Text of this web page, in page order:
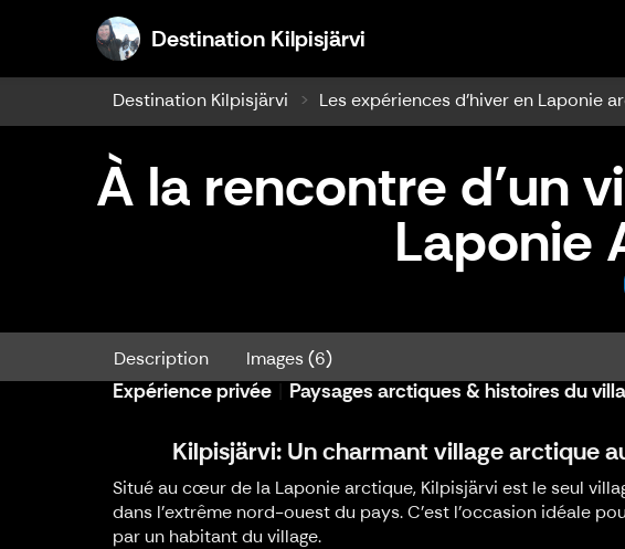
Destination Kilpisjärvi
Destination Kilpisjärvi Les expériences d'hiver en Laponie
À la rencontre d’un
Laponie
À la rencontre d’un village authentique:
Description Images (6)
Expérience privée Paysages arctiques & histoires du
Kilpisjärvi: Un charmant village arctique
Situé au cœur de la Laponie arctique, Kilpisjärvi est le seul
dans l’extrême nord-ouest du pays. C’est l’occasion idéale
par un habitant du village.